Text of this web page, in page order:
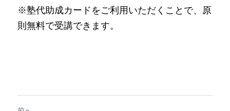
※塾代助成カードをご利用いただくことで、原
則無料で受講できます。